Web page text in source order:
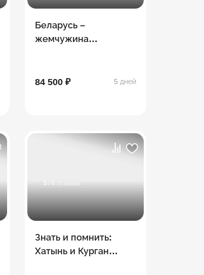
Беларусь –
жемчужина
84 500 ₽ 5 дней
5 / 6 отзывов
Знать и помнить:
Хатынь и Курган